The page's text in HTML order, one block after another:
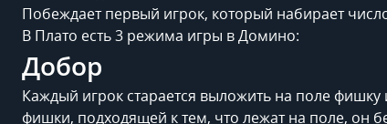
Побеждает первый игрок, который набирает
В Плато есть 3 режима игры в Домино:
Добор
Каждый игрок старается выложить на поле
фишки, подходящей к тем, что лежат на поле, он